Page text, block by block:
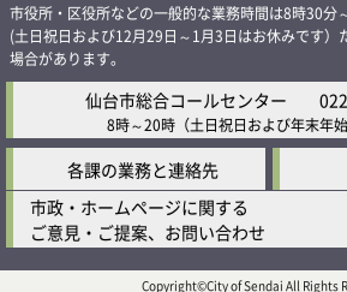
市役所・区役所などの一般的な業務時間は8時30分
(土日祝日および12月29日～1月3日はお休みです）
場合があります。
仙台市総合コールセンター
8時～20時 （土日祝日および年末年
各課の業務と連絡先
市政・ホームページに関する
ご意見・ご提案、お問い合わせ
Copyright©City of Sendai All Rights